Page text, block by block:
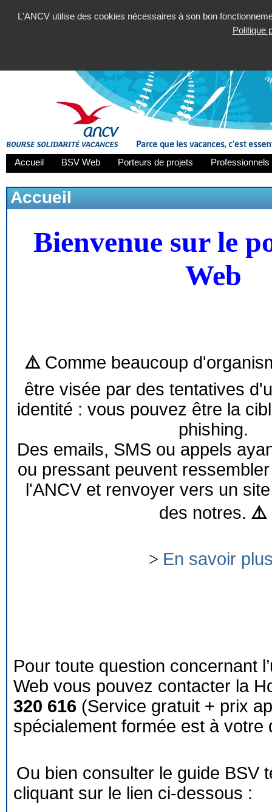
L'ANCV utilise des cookies nécessaires à son bon
Politique
Accueil BSV Web Porteurs de projets
Accueil
Bienvenue sur le
Web
⚠️ Comme beaucoup
être visée par des tentatives
identité : vous pouvez être la
phishing.
Des emails, SMS ou appels
ou pressant peuvent
l'ANCV et renvoyer vers un
des notres. ⚠️
> En savoir
Pour toute question concernant
Web vous pouvez contacter la
320 616 (Service gratuit + prix
spécialement formée est à votre
Ou bien consulter le guide BSV
cliquant sur le lien ci-dessous :